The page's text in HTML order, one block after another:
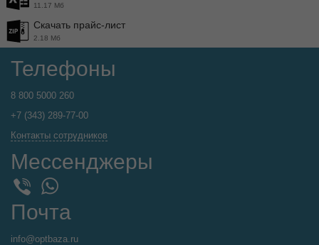
11.17 Мб
Скачать прайс-лист
2.18 Мб
Телефоны
8 800 5000 260
+7 (343) 289-77-00
Контакты сотрудников
Мессенджеры
WhatsApp
Почта
info@optbaza.ru